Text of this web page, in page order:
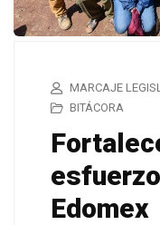
MARCAJE
BITÁCORA
Edomex